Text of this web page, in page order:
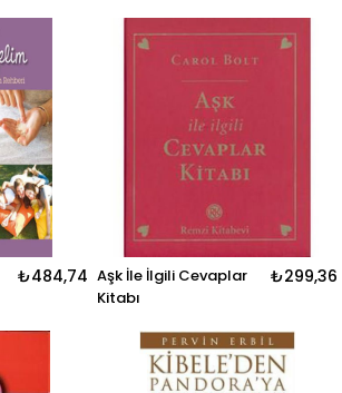
₺484,74 Aşk İle İlgili Cevaplar
Kitabı
₺299,36